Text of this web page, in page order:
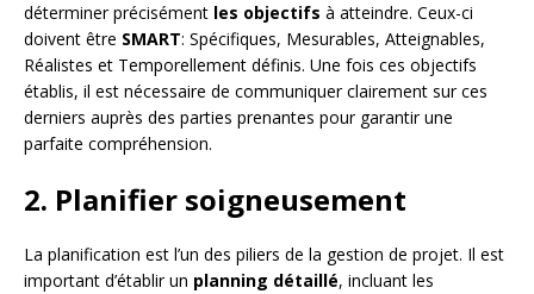
déterminer précisément les objectifs à atteindre. Ceux-ci
doivent être SMART: Spécifiques, Mesurables, Atteignables,
Réalistes et Temporellement définis. Une fois ces objectifs
établis, il est nécessaire de communiquer clairement sur ces
derniers auprès des parties prenantes pour garantir une
parfaite compréhension.
2. Planifier soigneusement
La planification est l’un des piliers de la gestion de projet. Il est
important d’établir un planning détaillé, incluant les